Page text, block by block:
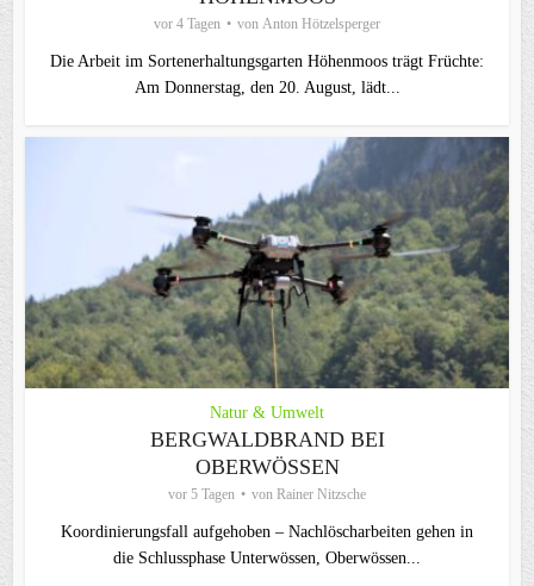
vor 4 Tagen von Anton Hötzelsperger
Die Arbeit im Sortenerhaltungsgarten Höhenmoos trägt Früchte:
Am Donnerstag, den 20. August, lädt...
Natur & Umwelt
BERGWALDBRAND BEI
OBERWÖSSEN
vor 5 Tagen von Rainer Nitzsche
Koordinierungsfall aufgehoben – Nachlöscharbeiten gehen in
die Schlussphase Unterwössen, Oberwössen...